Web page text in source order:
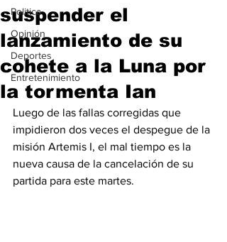
Politica
Opinión
Deportes
Entretenimiento
suspender el
lanzamiento de su
cohete a la Luna por
la tormenta Ian
Luego de las fallas corregidas que
impidieron dos veces el despegue de la
misión Artemis I, el mal tiempo es la
nueva causa de la cancelación de su
partida para este martes.